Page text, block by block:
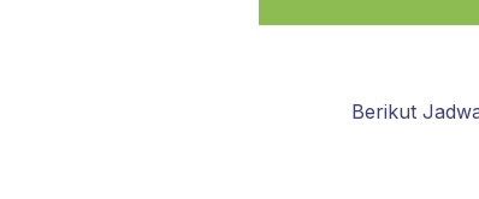
Berikut